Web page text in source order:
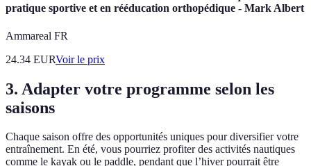
pratique sportive et en rééducation orthopédique - Mark Albert
Ammareal FR
24.34 EURVoir le prix
3. Adapter votre programme selon les
saisons
Chaque saison offre des opportunités uniques pour diversifier votre
entraînement. En été, vous pourriez profiter des activités nautiques
comme le kayak ou le paddle, pendant que l’hiver pourrait être